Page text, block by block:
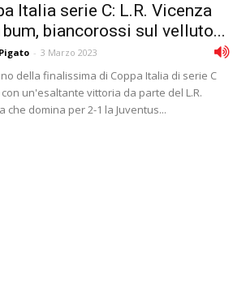
Italia serie C: L.R. Vicenza
bum, biancorossi sul velluto...
- 3 Marzo 2023
della finalissima di Coppa Italia di serie C
un'esaltante vittoria da parte del L.R.
che domina per 2-1 la Juventus...